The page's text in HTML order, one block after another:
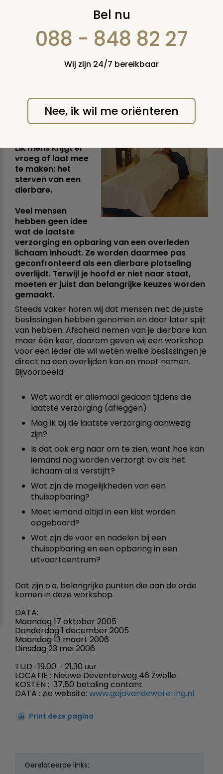
Geja van de
Wetering organiseert
nieuwe workshops:
en opbaring
zondag 17 juli 2005
Elk mens krijgt er
vroeg of laat mee
te maken: het
sterven van een
dierbare.
Veel mensen
hebben geen idee
wat de laatste
verzorging en opbaring van een overleden
lichaam inhoudt. Ze worden daarmee pas
geconfronteerd als een dierbare plotseling
overlijdt. Terwijl je hoofd er niet naar staat,
moeten er juist dan belangrijke keuzes worden
gemaakt.
Steeds vaker horen wij dat mensen niet de juiste
beslissingen hebben genomen en daar later spijt
van hebben. Afscheid nemen van je dierbare kan
maar één keer, daarom geven wij een workshop
voor een ieder die wil weten welke beslissingen je
direct na een overlijden kan en moet nemen.
Bijvoorbeeld:
Wat wordt er allemaal gedaan tijdens die 
laatste verzorging (afleggen)
Mag ik bij de laatste verzorging aanwezig
zijn?
Is dat ook erg naar om te zien, want hoe kan
iemand nog worden verzorgt bv als het
lichaam al is verstijft?
Wat zijn de mogelijkheden van een
thuisopbaring?
Moet iemand altijd in een kist worden
opgebaard?
Wat zijn de voor en nadelen bij een
thuisopbaring en een opbaring in een
uitvaartcentrum?
Dat zijn o.a. belangrijke punten die aan de orde
komen in deze workshop.
DATA:
Maandag 17 oktober 2005
Donderdag 1 december 2005
Maandag 13 maart 2006
Dinsdag 23 mei 2006
TIJD : 19.00 - 21.30 uur
LOCATIE : Nieuwe Deventerweg 46 Zwolle
KOSTEN :  37,50 betaling contant
DATA : zie website: www.gejavandewetering.nl
Print deze pagina
Gerelateerde links:
Bel nu
088 - 848 82 27
Wij zijn 24/7 bereikbaar
Nee, ik wil me oriënteren